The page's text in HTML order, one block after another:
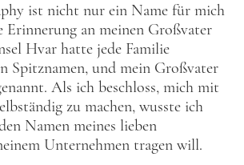
ist nicht nur ein Name für mich
Erinnerung an meinen Großvater
Hvar hatte jede Familie
Spitznamen, und mein Großvater
Als ich beschloss, mich mit
zu machen, wusste ich
Namen meines lieben
Unternehmen tragen will.